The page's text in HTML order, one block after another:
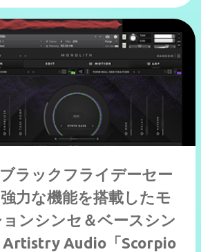
ブラックフライデーセー
力な機能を搭載したモ
ンシンセ＆ベースシン
Artistry Audio「Scorpio